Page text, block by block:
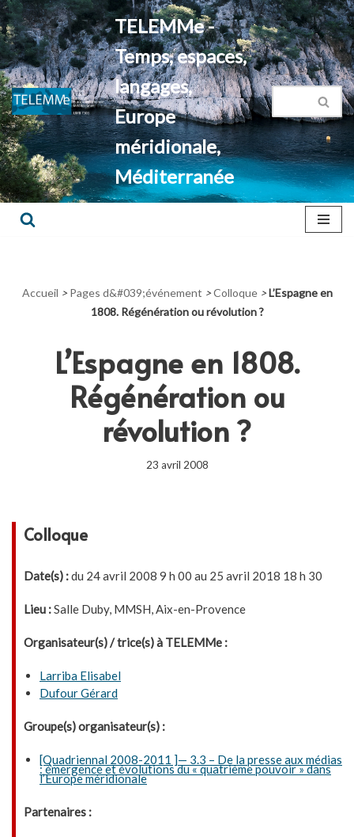
Aller
au
contenu
TELEMMe -
Temps, espaces,
langages,
Europe
méridionale,
Méditerranée
Accueil > Pages d&#039;événement > Colloque > L’Espagne en
1808. Régénération ou révolution ?
L’Espagne en 1808.
Régénération ou
révolution ?
23 avril 2008
Colloque
Date(s) :du 24 avril 2008 9 h 00 au 25 avril 2018 18 h 30
Lieu :Salle Duby, MMSH, Aix-en-Provence
Organisateur(s) / trice(s) à TELEMMe :
Larriba Elisabel
Dufour Gérard
Groupe(s) organisateur(s) :
[Quadriennal 2008-2011 ]— 3.3 – De la presse aux médias
: émergence et évolutions du « quatrième pouvoir » dans
l’Europe méridionale
Partenaires :